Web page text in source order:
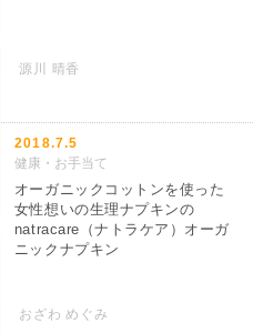
源川 晴香
2018.7.5
健康・お手当て
おざわ めぐみ
オーガニックコットンを使った
女性想いの生理ナプキンの
natracare（ナトラケア）オーガ
ニックナプキン